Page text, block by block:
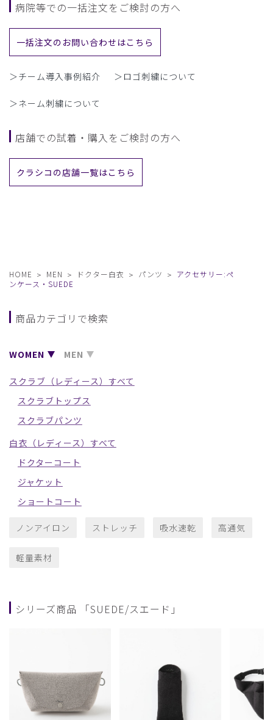
病院等での一括注文をご検討の方へ
一括注文のお問い合わせはこちら
＞チーム導入事例紹介 ＞ロゴ刺繍について
＞ネーム刺繍について
店舗での試着・購入をご検討の方へ
クラシコの店舗一覧はこちら
HOME MEN ドクター白衣 パンツ
アクセサリー:ペ
ンケース・SUEDE
商品カテゴリで検索
WOMEN MEN
スクラブ（レディース）すべて
スクラブトップス
スクラブパンツ
白衣（レディース）すべて
ドクターコート
ジャケット
ショートコート
ノンアイロン ストレッチ 吸水速乾 高通気
軽量素材
シリーズ商品 「SUEDE/スエード」